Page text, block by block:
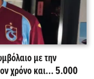
με την
χρόνο και… 5.000